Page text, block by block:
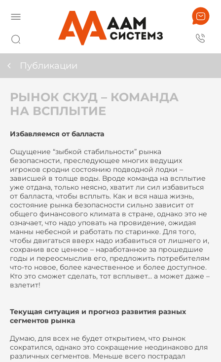
Публикации
РЫНОК СКУД – КОМАНДА
НА ВСПЛЫТИЕ
Избавляемся от балласта
Ощущение “зыбкой стабильности” рынка
безопасности, преследующее многих ведущих
игроков сродни состоянию подводной лодки –
зависшей в толще воды. Вроде команда на всплытие
уже отдана, только неясно, хватит ли сил избавиться
от балласта, чтобы всплыть. Как и вся наша жизнь,
состояние рынка безопасности сильно зависит от
общего финансового климата в стране, однако это не
означает, что надо уповать на провидение, ожидая
манны небесной и работать по старинке. Для того,
чтобы двигаться вверх надо избавиться от лишнего и,
сохранив все ценное – наработанное за прошедшие
годы и переосмыслив его, предложить потребителям
что-то новое, более качественное и более доступное.
Кто это сможет сделать, тот всплывет… а может даже –
взлетит!
Текущая ситуация и прогноз развития разных
сегментов рынка
Думаю, для всех не будет открытием, что рынок
сократился, однако это сокращение неодинаково для
различных сегментов. Меньше всего пострадал